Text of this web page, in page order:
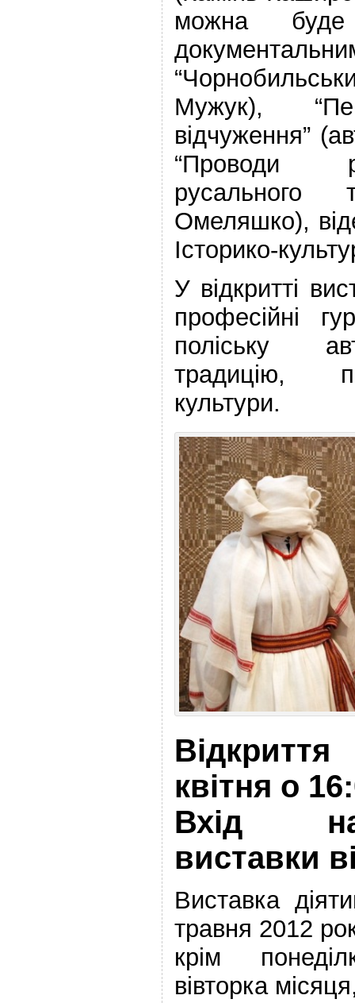
можна
Мужук),
відчуження”
“Проводи
Омеляшко),
Історико-
У відкритті
професійні
поліську
традицію,
культури.
квітня о
Вхід
виставки
Виставка
травня 2012
крім
вівторка